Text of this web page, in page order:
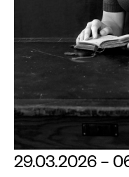
Information
Besuch
Programm &
29.03.2026 –